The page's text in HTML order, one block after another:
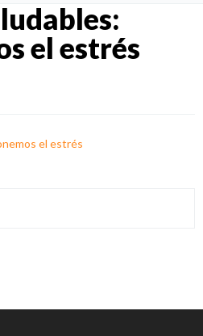
el estrés